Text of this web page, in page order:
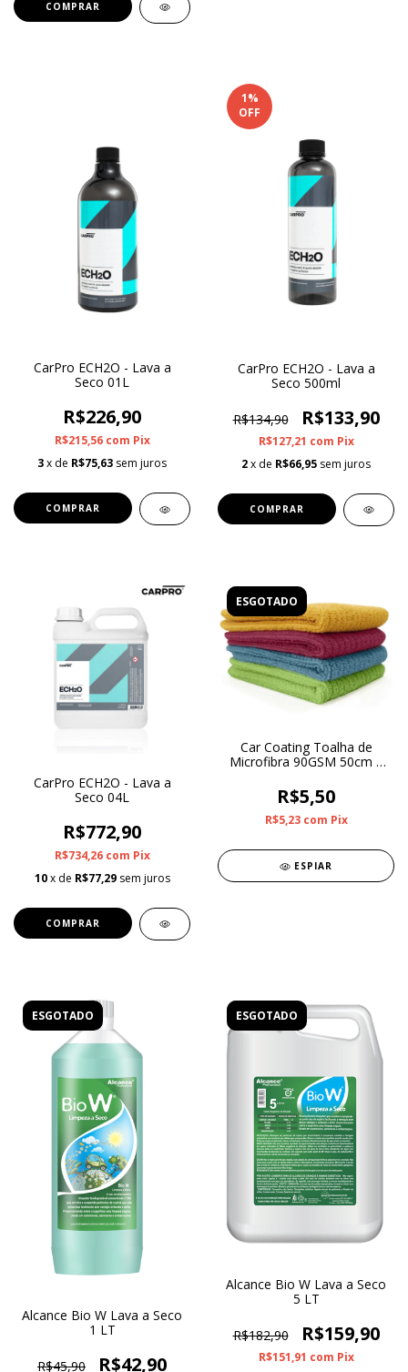
CarPro ECH2O - Lava a
Seco 01L
R$226,90
R$215,56 com Pix
3x de R$75,63 sem juros
1%
OFF
CarPro ECH2O - Lava a
Seco 500ml
R$134,90 R$133,90
R$127,21 com Pix
2x de R$66,95 sem juros
CarPro ECH2O - Lava a
Seco 04L
R$772,90
R$734,26 com Pix
10 x de R$77,29 sem juros
ESGOTADO
Car Coating Toalha de
Microfibra 90GSM 50cm x
R$5,50
R$5,23 com Pix
ESPIAR
ESGOTADO
Alcance Bio W Lava a Seco
1 LT
R$45,90 R$42,90
ESGOTADO
Alcance Bio W Lava a Seco
5 LT
R$182,90 R$159,90
R$151,91 com Pix